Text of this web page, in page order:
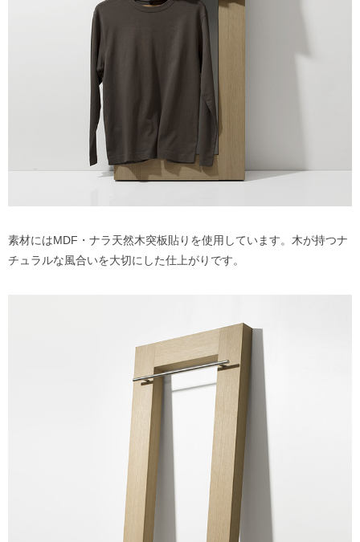
素材にはMDF・ナラ天然木突板貼りを使用しています。木が持つナ
チュラルな風合いを大切にした仕上がりです。